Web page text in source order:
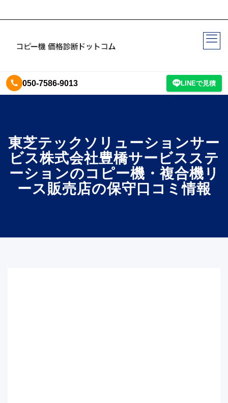
050-7586-9013 LINEで見積
東芝テックソリューションサー
ビス株式会社豊橋サービスステ
ーションのコピー機・複合機リ
ース販売店の保守口コミ情報